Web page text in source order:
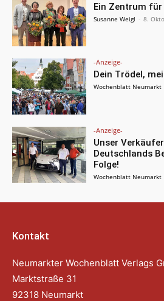
Ein Zentrum
Susanne Weigl - 8.
-Anzeige-
Dein Trödel,
Wochenblatt Neumarkt
-Anzeige-
Unser
Deutschlands
Folge!
Wochenblatt Neumarkt
Kontakt
Neumarkter Wochenblatt Verlags
Marktstraße 31
92318 Neumarkt